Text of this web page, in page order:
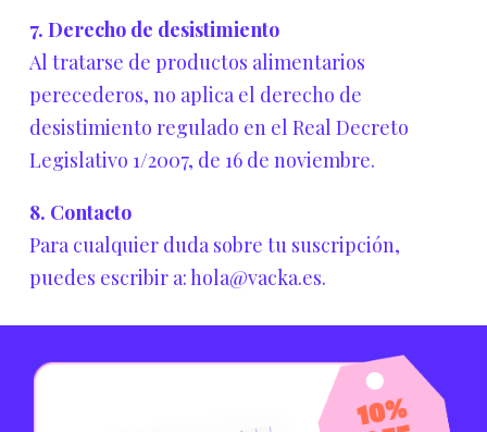
7. Derecho de desistimiento
Al tratarse de productos alimentarios
perecederos, no aplica el derecho de
desistimiento regulado en el Real Decreto
Legislativo 1/2007, de 16 de noviembre.
8. Contacto
Para cualquier duda sobre tu suscripción,
puedes escribir a: hola@vacka.es.